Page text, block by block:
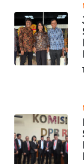
Informasi
INDEKS
KAMI
INFO
IKLAN